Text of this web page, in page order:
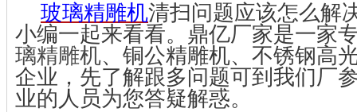
玻璃精雕机清扫问题应该怎么解
小编一起来看看。 鼎亿厂家是一家
璃精雕机、 铜公精雕机、 不锈钢高
企业， 先了解跟多问题可到我们厂
业的人员为您答疑解惑。